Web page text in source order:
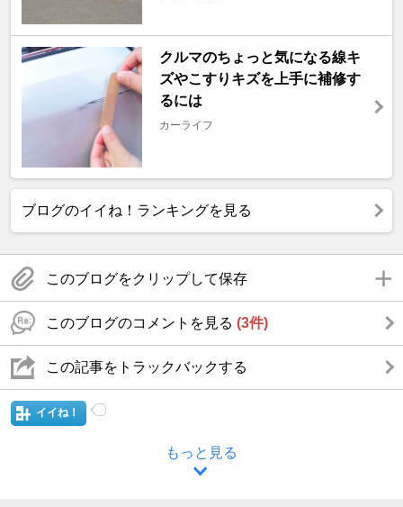
クルマのちょっと気になる線キ
ズやこすりキズを上手に補修す
るには
カーライフ
ブログのイイね！ランキングを見る
このブログをクリップして保存
このブログのコメントを見る (3件)
この記事をトラックバックする
イイね！
もっと見る